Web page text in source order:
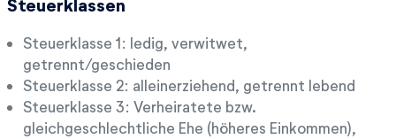
Steuerklassen
Steuerklasse 1: ledig, verwitwet,
getrennt/geschieden
Steuerklasse 2: alleinerziehend, getrennt lebend
Steuerklasse 3: Verheiratete bzw.
gleichgeschlechtliche Ehe (höheres Einkommen),